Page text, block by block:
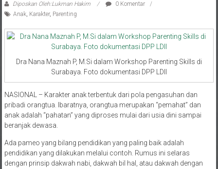
Diposkan Oleh:Lukman Hakim
0 Komentar
Anak, Karakter, Parenting
Dra Nana Maznah P, M.Si dalam Workshop Parenting Skills di
Surabaya. Foto dokumentasi DPP LDII
NASIONAL – Karakter anak terbentuk dari pola pengasuhan dan
pribadi orangtua. Ibaratnya, orangtua merupakan “pemahat” dan
anak adalah “pahatan” yang diproses mulai dari usia dini sampai
beranjak dewasa.
Ada pameo yang bilang pendidikan yang paling baik adalah
pendidikan yang dilakukan melalui contoh. Rumus ini selaras
dengan prinsip dakwah nabi, dakwah bil hal, atau dakwah dengan